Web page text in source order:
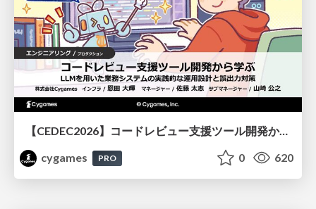
【CEDEC2026】コードレビュー支援ツール開発から学ぶ：LLMを用いた業務システムの実践的な運用設計と誤出力対策
cygames
PRO 0 620